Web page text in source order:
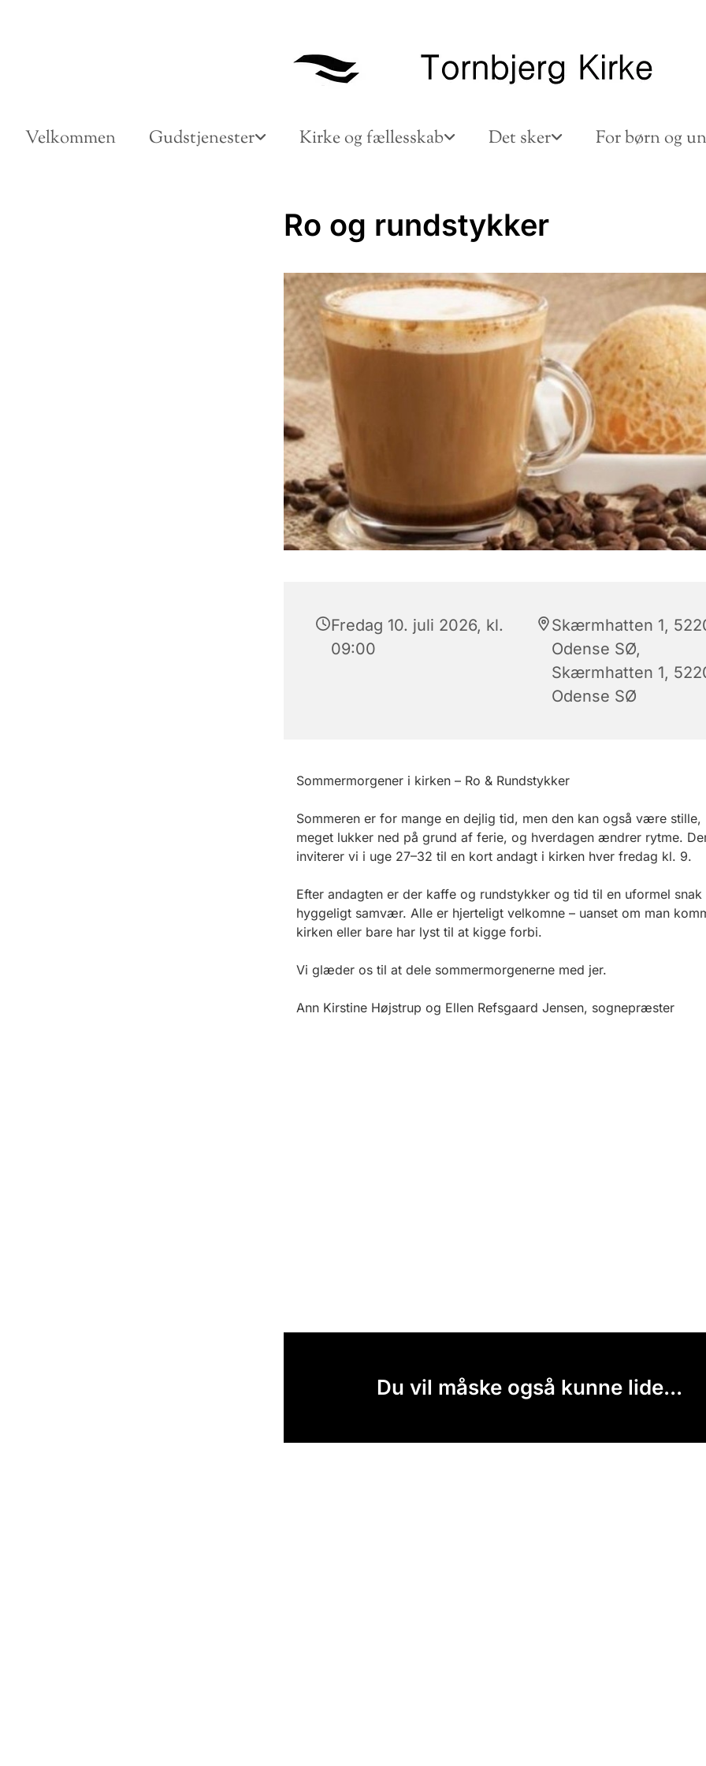
Velkommen Gudstjenester Kirke og fællesskab Det sker For børn og
Ro og rundstykker
Fredag 10. juli 2026, kl.
09:00
Skærmhatten 1,
Odense SØ,
Skærmhatten 1,
Odense SØ
Sommermorgener i kirken – Ro & Rundstykker
Sommeren er for mange en dejlig tid, men den kan også være stille,
meget lukker ned på grund af ferie, og hverdagen ændrer rytme.
inviterer vi i uge 27–32 til en kort andagt i kirken hver fredag kl. 9.
Efter andagten er der kaffe og rundstykker og tid til en uformel snak
hyggeligt samvær. Alle er hjerteligt velkomne – uanset om man
kirken eller bare har lyst til at kigge forbi.
Vi glæder os til at dele sommermorgenerne med jer.
Ann Kirstine Højstrup og Ellen Refsgaard Jensen, sognepræster
Du vil måske også kunne lide...